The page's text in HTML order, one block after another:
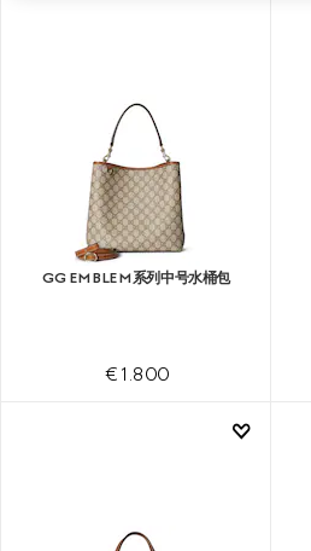
GG EMBLEM系列中号水桶包
€ 1.800